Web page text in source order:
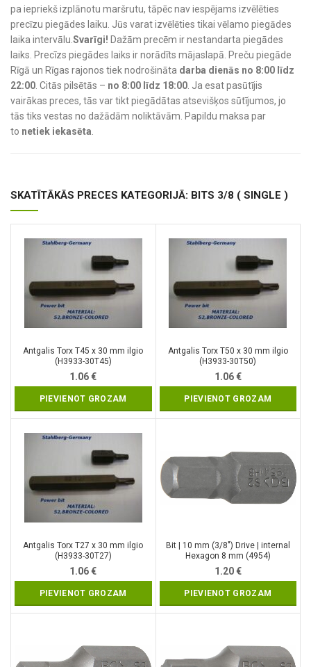
pa iepriekš izplānotu maršrutu, tāpēc nav iespējams izvēlēties
precīzu piegādes laiku. Jūs varat izvēlēties tikai vēlamo piegādes
laika intervālu. Svarīgi! Dažām precēm ir nestandarta piegādes
laiks. Precīzs piegādes laiks ir norādīts mājaslapā. Preču piegāde
Rīgā un Rīgas rajonos tiek nodrošināta darba dienās no 8:00 līdz
22:00 . Citās pilsētās – no 8:00 līdz 18:00 . Ja esat pasūtījis
vairākas preces, tās var tikt piegādātas atsevišķos sūtījumos, jo
tās tiks vestas no dažādām noliktāvām. Papildu maksa par
to netiek iekasēta
SKATĪTĀKĀS PRECES KATEGORIJĀ: BITS 3/8 ( SINGLE )
Antgalis Torx T45 x 30 mm ilgio
(H3933-30T45)
1.06€
PIEVIENOT GROZAM
Antgalis Torx T50 x 30 mm ilgio
(H3933-30T50)
1.06€
PIEVIENOT GROZAM
Antgalis Torx T27 x 30 mm ilgio
(H3933-30T27)
1.06€
PIEVIENOT GROZAM
Bit | 10 mm (3/8″) Drive | internal
Hexagon 8 mm (4954)
1.20€
PIEVIENOT GROZAM